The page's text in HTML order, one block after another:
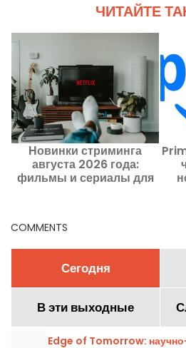
ЧИТАЙТЕ
Новинки стриминга
августа 2026 года:
фильмы и сериалы для
COMMENTS
Сегодня
В эти выходные
Edge of Tomorrow: